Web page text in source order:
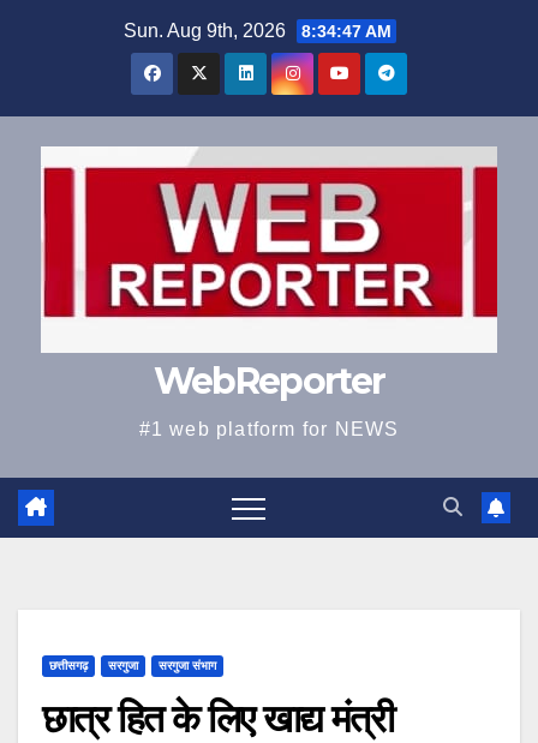
Sun. Aug 9th, 2026 8:34:47 AM
WebReporter
#1 web platform for NEWS
छत्तीसगढ़ सरगुजा सरगुजा संभाग
छात्र हित के लिए खाद्य मंत्री